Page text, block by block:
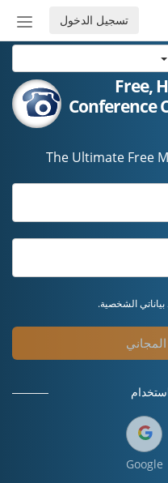
أو
تسجيل الدخول
Free,
Conference
The Ultimate Free
الشخصية.
Google